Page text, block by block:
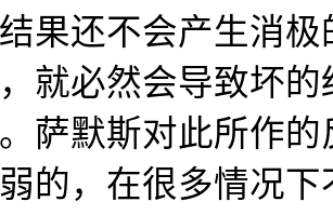
果还不会产生消
就必然会导致坏
萨默斯对此所作
的，在很多情况